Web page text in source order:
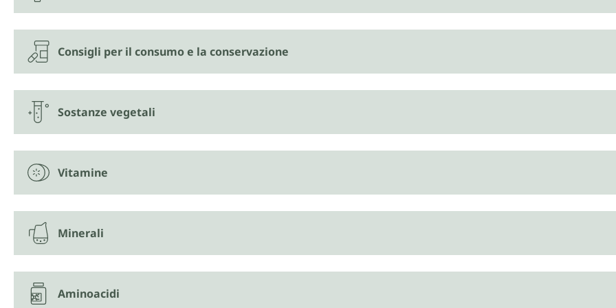
sistema immunitario e
mantenimento di normali
100 % il fabbisogno
dei valori di riferimento dei
Capsula vegana costituita da
stearato di magnesio,
Consigli per il consumo e la conservazione
Sostanze vegetali
Vitamine
Minerali
Aminoacidi